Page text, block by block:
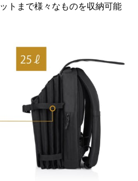
トまで様々なものを収納可能